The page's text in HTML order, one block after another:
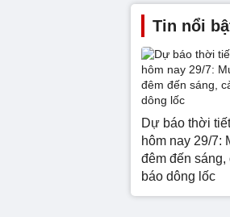
Tin nổi
Dự báo thời
hôm nay 29/7:
đêm đến sáng,
báo dông lốc